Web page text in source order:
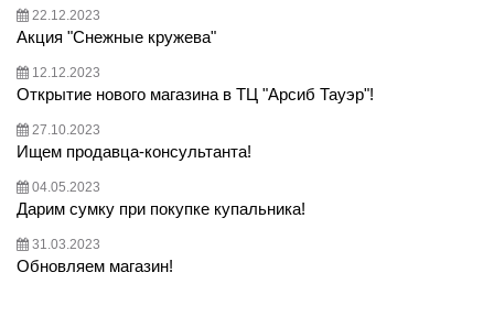
22.12.2023
Акция "Снежные кружева"
12.12.2023
Открытие нового магазина в ТЦ "Арсиб Тауэр"!
27.10.2023
Ищем продавца-консультанта!
04.05.2023
Дарим сумку при покупке купальника!
31.03.2023
Обновляем магазин!